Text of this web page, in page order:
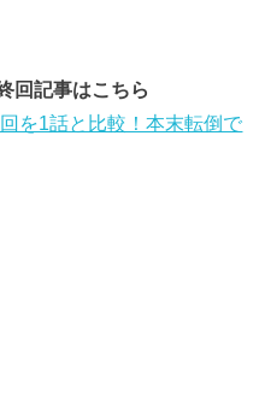
回記事はこちら
を1話と比較！本末転倒で